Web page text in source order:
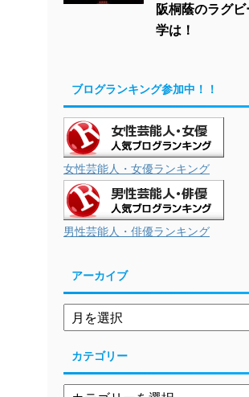
阪桐蔭のラグ
学は！
ブログランキング参加中！！
女性芸能人・女優ランキング
男性芸能人・俳優ランキング
アーカイブ
カテゴリー